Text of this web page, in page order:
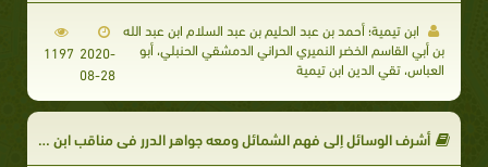
ابن تيمية؛ أحمد بن عبد الحليم بن عبد السلام ابن عبد الله
بن أبي القاسم الخضر النميري الحراني الدمشقي الحنبلي، أبو
العباس، تقي الدين ابن تيمية
2020-
08-28
1197
أشرف الوسائل إلى فهم الشمائل ومعه جواهر الدرر في مناقب ابن حجر